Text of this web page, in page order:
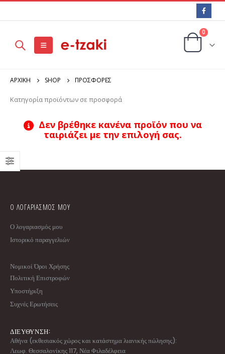
0
ΑΡΧΙΚΉ SHOP ΠΡΟΣΦΟΡΕΣ
Κατηγορία προϊόντων σε προσφορά
Δεν βρέθηκε κανένα προϊόν που να
ταιριάζει με την επιλογή σας.
Ο ΛΟΓΑΡΙΑΣΜΟΣ ΜΟΥ
Ο λογαριασμός μου
Ιστορικό παραγγελιών
Νομικοί Όροι Χρήσης
Πολιτική Επιστροφών
Υποστήριξη
Συχνές Ερωτήσεις
ΔΙΕΥΘΥΝΣΗ:
Αθήνα (εκθεσιακός χώρος και κατάστημα λιανικής πώλησης):
Λεωφ. Θεσσαλονίκης 117, Νέα Φιλαδέλφεια